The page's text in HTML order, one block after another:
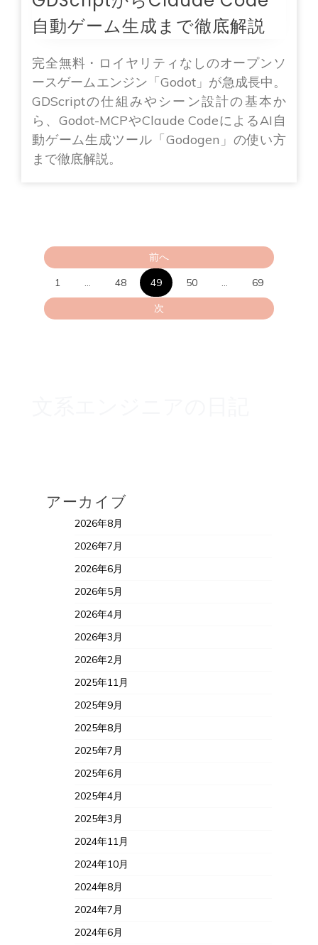
自動ゲーム生成まで徹底解説
完全無料・ロイヤリティなしのオープンソ
ースゲームエンジン「Godot」が急成長中。
GDScriptの仕組みやシーン設計の基本か
ら、Godot-MCPやClaude CodeによるAI自
動ゲーム生成ツール「Godogen」の使い方
まで徹底解説。
投
稿
の
前へ
1
48 49 50
69
次
アーカイブ
2026年8月
2026年7月
2026年6月
2026年5月
2026年4月
2026年3月
2026年2月
2025年11月
2025年9月
2025年8月
2025年7月
2025年6月
2025年4月
2025年3月
2024年11月
2024年10月
2024年8月
2024年7月
2024年6月